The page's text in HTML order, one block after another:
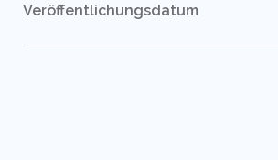
Veröffentlichungsdatum